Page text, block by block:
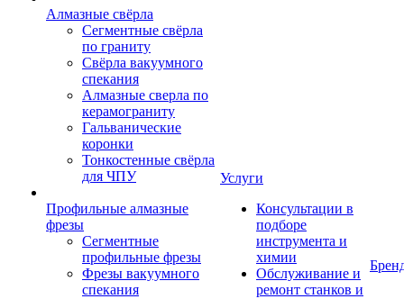
Алмазные свёрла
Сегментные свёрла
по граниту
Свёрла вакуумного
спекания
Алмазные сверла по
керамограниту
Гальванические
коронки
Тонкостенные свёрла
для ЧПУ
Профильные алмазные
фрезы
Сегментные
профильные фрезы
Фрезы вакуумного
спекания
Услуги
Консультации в
подборе
инструмента и
химии
Обслуживание и
ремонт станков и